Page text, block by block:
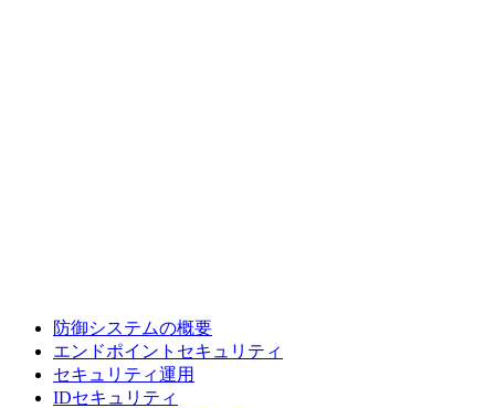
防御システムの概要
エンドポイントセキュリティ
セキュリティ運用
IDセキュリティ